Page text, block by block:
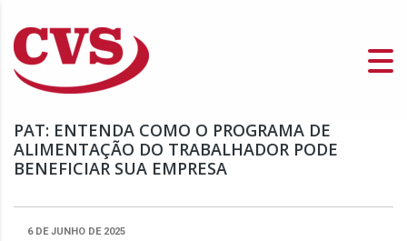
PAT: ENTENDA COMO O PROGRAMA DE
ALIMENTAÇÃO DO TRABALHADOR PODE
BENEFICIAR SUA EMPRESA
6 DE JUNHO DE 2025